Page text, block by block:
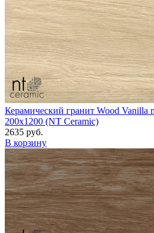
Керамический гранит Wood
200x1200 (NT Ceramic)
2635 руб.
В корзину